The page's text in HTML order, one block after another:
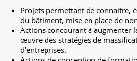
Projets permettant de connaitre,
du bâtiment, mise en place de
Actions concourant à augmenter
œuvre des stratégies de
d’entreprises.